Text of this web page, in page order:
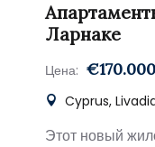
Ларнаке
Цена: €170.000
Cyprus,
Этот новый